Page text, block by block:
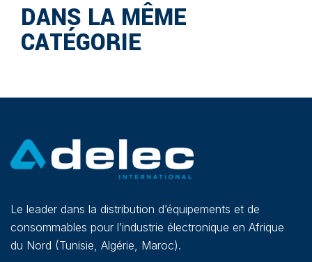
DANS LA MÊME
CATÉGORIE
Le leader dans la distribution d’équipements et de
consommables pour l’industrie électronique en Afrique
du Nord (Tunisie, Algérie, Maroc).